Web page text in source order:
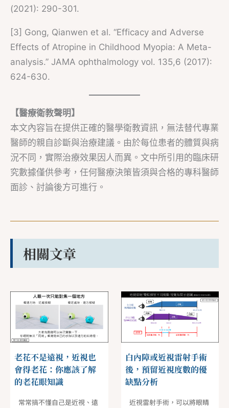
(2021): 290-301.
[3] Gong, Qianwen et al. “Efficacy and Adverse
Effects of Atropine in Childhood Myopia: A Meta-
analysis.” JAMA ophthalmology vol. 135,6 (2017):
624-630.
【醫療衛教聲明】
本文內容旨在提供正確的醫學衛教資訊，無法替代專業
醫師的親自診斷與治療建議。由於每位患者的體質與病
況不同，實際治療效果因人而異。文中所引用的臨床研
究數據僅供參考，任何醫療決策皆須與合格的專科醫師
面診、討論後方可進行。
相關文章
老花不是遠視，近視也
會得老花：你應該了解
的老花眼知識
常常搞不懂自己是近視、遠
白內障或近視雷射手術
後，預留近視度數的優
缺點分析
近視雷射手術，可以將眼睛